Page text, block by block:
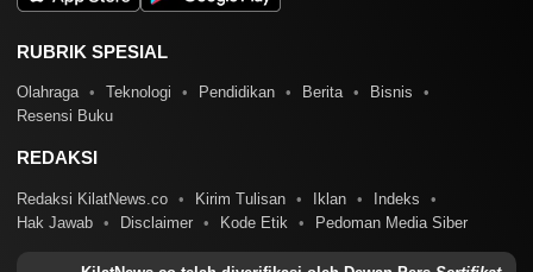
RUBRIK SPESIAL
Olahraga Teknologi Pendidikan Berita
Bisnis
Resensi Buku
REDAKSI
Redaksi KilatNews.co Kirim Tulisan Iklan
Indeks
Hak Jawab
Disclaimer Kode Etik Pedoman Media Siber